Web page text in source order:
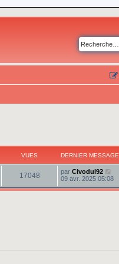
VUES DERNIER MESSAGE
17048 par Civodul92
09 avr. 2025 05:08